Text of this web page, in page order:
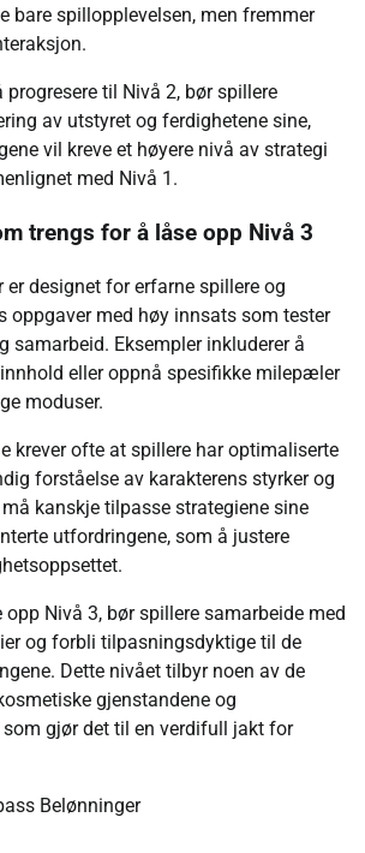
bare spillopplevelsen, men fremmer
progresere til Nivå 2, bør spillere
av utstyret og ferdighetene sine,
vil kreve et høyere nivå av strategi
med Nivå 1.
trengs for å låse opp Nivå 3
er designet for erfarne spillere og
oppgaver med høy innsats som tester
samarbeid. Eksempler inkluderer å
eller oppnå spesifikke milepæler
moduser.
krever ofte at spillere har optimaliserte
forståelse av karakterens styrker og
kanskje tilpasse strategiene sine
utfordringene, som å justere
Nivå 3, bør spillere samarbeide med
og forbli tilpasningsdyktige til de
Dette nivået tilbyr noen av de
gjenstandene og
som gjør det til en verdifull jakt for
Belønninger